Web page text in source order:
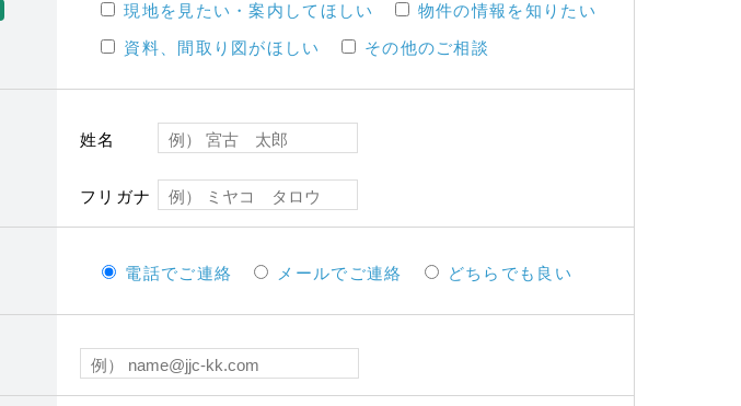
現地を見たい・案内してほしい
物件の情報を知りたい
資料、間取り図がほしい
その他のご相談
姓名
フリガナ
電話でご連絡 メールでご連絡 どちらでも良い